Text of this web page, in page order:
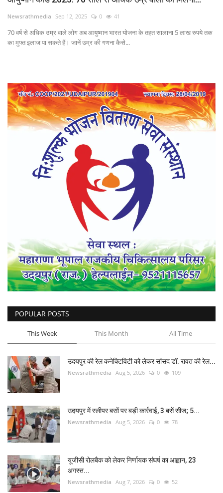
फेक न्यूज एक्सपोज
वीमन
करियर
लाईफ & साइंस
जीवन मंत्र
शोक समाचार
Newsrathmedia Sep 12, 2025 0 41
70 वर्ष से अधिक उम्र वाले लोग अब आयुष्मान भारत योजना के तहत सालाना 5 लाख रुपये तक
का मुफ्त इलाज पा सकते हैं। जानें उम्र की गणना कैसे...
POPULAR POSTS
This Week This Month All Time
उदयपुर की रेल कनेक्टिविटी को लेकर सांसद डॉ. रावत की रेल...
Newsrathmedia Aug 5, 2026 0 109
उदयपुर में स्लीपर बसों पर बड़ी कार्रवाई, 3 बसें सीज; 5...
Newsrathmedia Aug 5, 2026 0 78
यूजीसी रोलबैक को लेकर निर्णायक संघर्ष का आह्वान, 23
अगस्त...
Newsrathmedia Aug 7, 2026 0 52